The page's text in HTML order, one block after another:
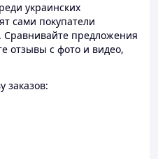
украинских
сами покупатели
Сравнивайте предложения
отзывы с фото и видео,
заказов: